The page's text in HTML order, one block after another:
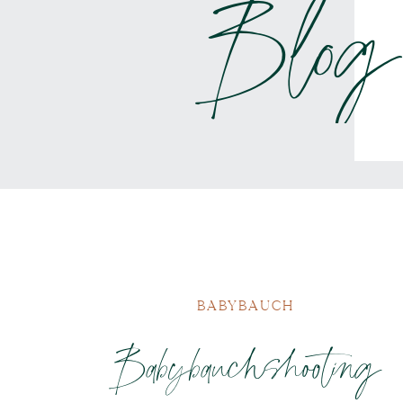
Blog
BABYBAUCH
Babybauchshooting